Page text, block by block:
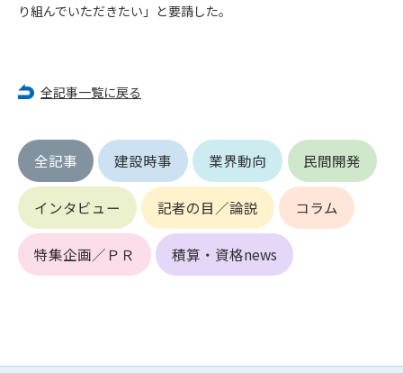
り組んでいただきたい」と要請した。
全記事一覧に戻る
全記事 建設時事 業界動向 民間開発
インタビュー 記者の目／論説 コラム
特集企画／ＰＲ 積算・資格news
2. 会員は、自己のIDおよびパスワードを、貸与、譲渡、売買、
3. 会員は、IDおよびパスワードの管理不十分、使用上の過誤、
第三者（他の会員を含む）の使用等による損害について責任
を負うものとし、管理者は一切責任を負いません。
第6条（会員の禁止事項）
1. 会員は建設資料館WEB上で以下の行為をしないものとしま
す。